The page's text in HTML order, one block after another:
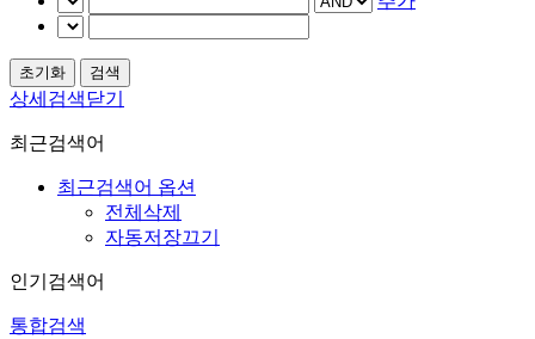
상세검색닫기
최근검색어
최근검색어 옵션
전체삭제
자동저장끄기
인기검색어
통합검색